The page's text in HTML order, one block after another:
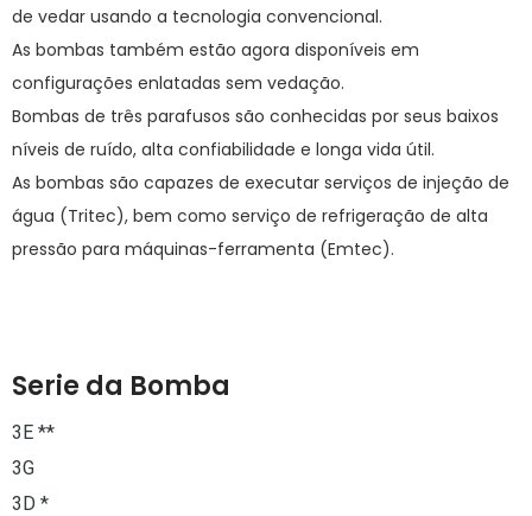
de vedar usando a tecnologia convencional.
As bombas também estão agora disponíveis em
configurações enlatadas sem vedação.
Bombas de três parafusos são conhecidas por seus baixos
níveis de ruído, alta confiabilidade e longa vida útil.
As bombas são capazes de executar serviços de injeção de
água (Tritec), bem como serviço de refrigeração de alta
pressão para máquinas-ferramenta (Emtec).
Serie da Bomba
3E **
3G
3D *